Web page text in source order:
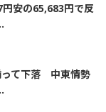
円安の65,683円で反
って下落 中東情勢